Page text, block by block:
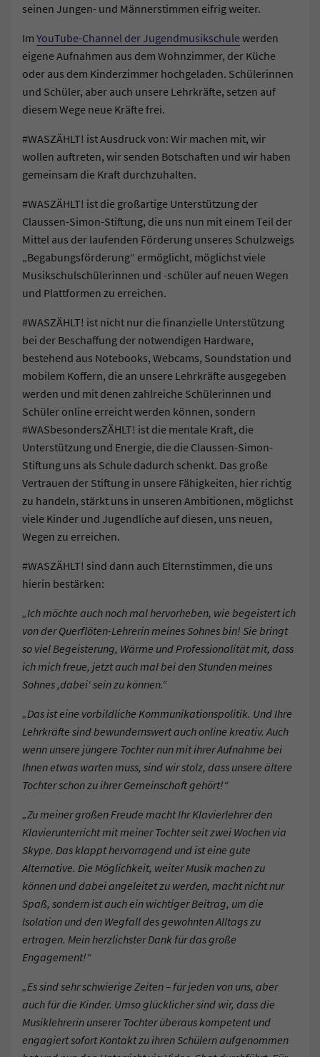
seinen Jungen- und Männerstimmen eifrig weiter.
Im YouTube-Channel der Jugendmusikschulewerden
eigene Aufnahmen aus dem Wohnzimmer, der Küche
oder aus dem Kinderzimmer hochgeladen. Schülerinnen
und Schüler, aber auch unsere Lehrkräfte, setzen auf
diesem Wege neue Kräfte frei.
#WASZÄHLT! ist Ausdruck von: Wir machen mit, wir
wollen auftreten, wir senden Botschaften und wir haben
gemeinsam die Kraft durchzuhalten.
#WASZÄHLT! ist die großartige Unterstützung der
Claussen-Simon-Stiftung, die uns nun mit einem Teil der
Mittel aus der laufenden Förderung unseres Schulzweigs
„Begabungsförderung“ ermöglicht, möglichst viele
Musikschulschülerinnen und -schüler auf neuen Wegen
und Plattformen zu erreichen.
#WASZÄHLT! ist nicht nur die finanzielle Unterstützung
bei der Beschaffung der notwendigen Hardware,
bestehend aus Notebooks, Webcams, Soundstation und
mobilem Koffern, die an unsere Lehrkräfte ausgegeben
werden und mit denen zahlreiche Schülerinnen und
Schüler online erreicht werden können, sondern
#WASbesondersZÄHLT! ist die mentale Kraft, die
Unterstützung und Energie, die die Claussen-Simon-
Stiftung uns als Schule dadurch schenkt. Das große
Vertrauen der Stiftung in unsere Fähigkeiten, hier richtig
zu handeln, stärkt uns in unseren Ambitionen, möglichst
viele Kinder und Jugendliche auf diesen, uns neuen,
Wegen zu erreichen.
#WASZÄHLT! sind dann auch Elternstimmen, die uns
hierin bestärken:
„Ich möchte auch noch mal hervorheben, wie begeistert ich
von der Querflöten-Lehrerin meines Sohnes bin! Sie bringt
so viel Begeisterung, Wärme und Professionalität mit, dass
ich mich freue, jetzt auch mal bei den Stunden meines
Sohnes ,dabei‘ sein zu können.“
„Das ist eine vorbildliche Kommunikationspolitik. Und Ihre
Lehrkräfte sind bewundernswert auch online kreativ. Auch
wenn unsere jüngere Tochter nun mit ihrer Aufnahme bei
Ihnen etwas warten muss, sind wir stolz, dass unsere ältere
Tochter schon zu ihrer Gemeinschaft gehört!“
„Zu meiner großen Freude macht Ihr Klavierlehrer den
Klavierunterricht mit meiner Tochter seit zwei Wochen via
Skype. Das klappt hervorragend und ist eine gute
Alternative. Die Möglichkeit, weiter Musik machen zu
können und dabei angeleitet zu werden, macht nicht nur
Spaß, sondern ist auch ein wichtiger Beitrag, um die
Isolation und den Wegfall des gewohnten Alltags zu
ertragen. Mein herzlichster Dank für das große
Engagement!“
„Es sind sehr schwierige Zeiten – für jeden von uns, aber
auch für die Kinder. Umso glücklicher sind wir, dass die
Musiklehrerin unserer Tochter überaus kompetent und
engagiert sofort Kontakt zu ihren Schülern aufgenommen